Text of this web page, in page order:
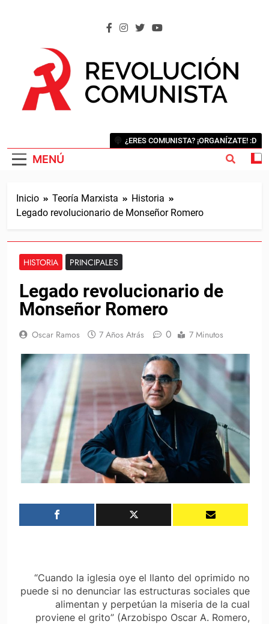
MENÚ
¿ERES COMUNISTA? ¡ORGANÍZATE! :D
Inicio Teoría Marxista
Historia
Legado revolucionario de Monseñor Romero
HISTORIA PRINCIPALES
Legado revolucionario de
Monseñor Romero
Oscar Ramos 7 Años Atrás 0 7 Minutos
“Cuando la iglesia oye el llanto del oprimido no
puede si no denunciar las estructuras sociales que
alimentan y perpetúan la miseria de la cual
proviene el grito” (Arzobispo Oscar A. Romero,